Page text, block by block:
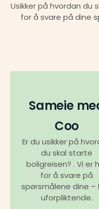
Usikker på hvordan du
for å svare på dine
Sameie
Coo
Er du usikker på
du skal starte
boligreisen? . Vi er
for å svare på
spørsmålene dine –
uforpliktende.